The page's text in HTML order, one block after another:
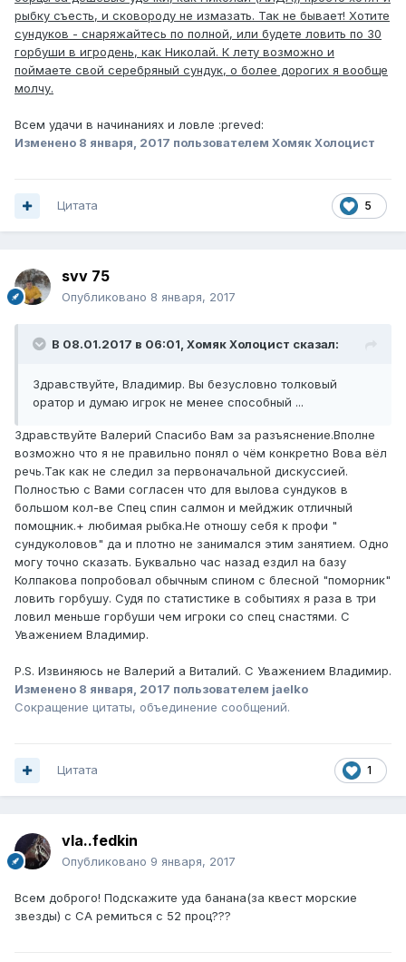
рыбку съесть, и сковороду не измазать. Так не бывает! Хотите
сундуков - снаряжайтесь по полной, или будете ловить по 30
горбуши в игродень, как Николай. К лету возможно и
поймаете свой серебряный сундук, о более дорогих я вообще
молчу.
Всем удачи в начинаниях и ловле :preved:
Изменено 8 января, 2017 пользователем Хомяк Холоцист
5
Цитата
svv 75
Опубликовано 8 января, 2017
В 08.01.2017 в 06:01, Хомяк Холоцист сказал:
Здравствуйте, Владимир. Вы безусловно толковый
оратор и думаю игрок не менее способный ...
Здравствуйте Валерий Спасибо Вам за разъяснение.Вполне
возможно что я не правильно понял о чём конкретно Вова вёл
речь.Так как не следил за первоначальной дискуссией.
Полностью с Вами согласен что для вылова сундуков в
большом кол-ве Спец спин салмон и мейджик отличный
помощник.+ любимая рыбка.Не отношу себя к профи "
сундуколовов" да и плотно не занимался этим занятием. Одно
могу точно сказать. Буквально час назад ездил на базу
Колпакова попробовал обычным спином с блесной "поморник"
ловить горбушу. Судя по статистике в событиях я раза в три
ловил меньше горбуши чем игроки со спец снастями. С
Уважением Владимир.
P.S. Извиняюсь не Валерий а Виталий. С Уважением Владимир.
Изменено 8 января, 2017 пользователем jaelko
Сокращение цитаты, объединение сообщений.
1
Цитата
vla..fedkin
Опубликовано 9 января, 2017
Всем доброго! Подскажите уда банана(за квест морские
звезды) с СА ремиться с 52 проц???